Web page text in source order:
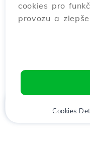
cookies pro
provozu a
Cookies
Klient